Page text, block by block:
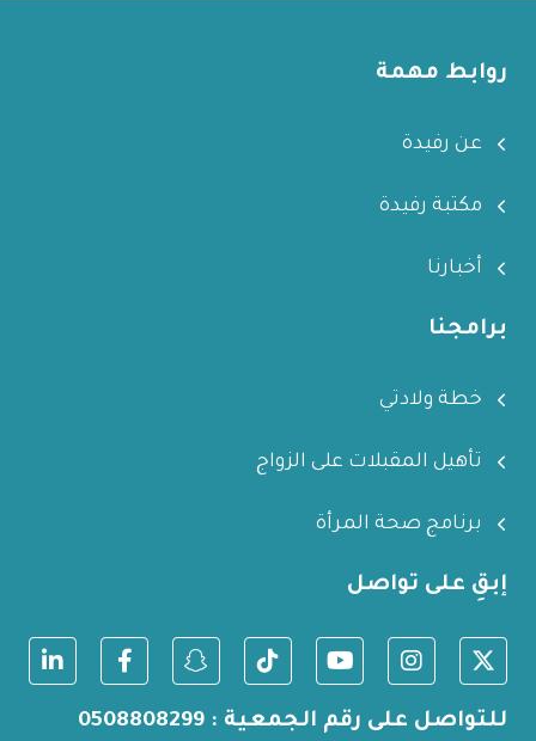
روابط مهمة
عن رفيدة
مكتبة رفيدة
أخبارنا
برامجنا
خطة ولادتي
تأهيل المقبلات على الزواج
برنامج صحة المرأة
إبقِ على تواصل
للتواصل على رقم الجمعية : 0508808299